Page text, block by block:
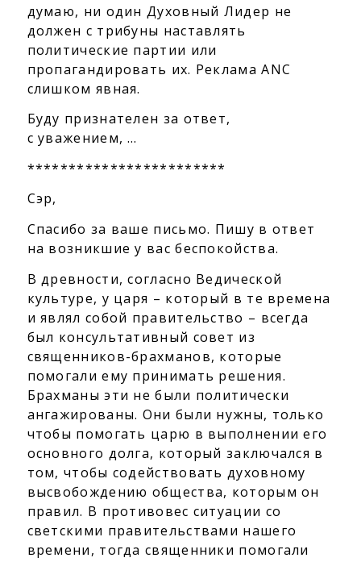
думаю, ни один Духовный Лидер не
должен с трибуны наставлять
политические партии или
пропагандировать их. Реклама ANC
слишком явная.
Буду признателен за ответ,
с уважением, …
************************
Сэр,
Спасибо за ваше письмо. Пишу в ответ
на возникшие у вас беспокойства.
В древности, согласно Ведической
культуре, у царя – который в те времена
и являл собой правительство – всегда
был консультативный совет из
священников-брахманов, которые
помогали ему принимать решения.
Брахманы эти не были политически
ангажированы. Они были нужны, только
чтобы помогать царю в выполнении его
основного долга, который заключался в
том, чтобы содействовать духовному
высвобождению общества, которым он
правил. В противовес ситуации со
светскими правительствами нашего
времени, тогда священники помогали